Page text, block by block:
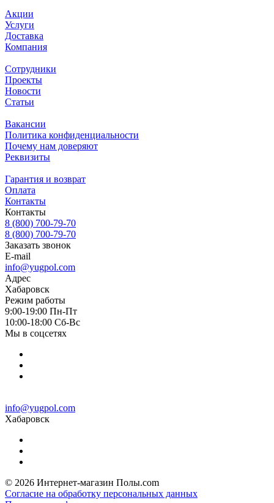
Акции
Услуги
Доставка
Компания
Сотрудники
Проекты
Новости
Статьи
Вакансии
Политика конфиденциальности
Почему нам доверяют
Реквизиты
Гарантия и возврат
Оплата
Контакты
Контакты
8 (800) 700-79-70
8 (800) 700-79-70
Заказать звонок
E-mail
info@yugpol.com
Адрес
Хабаровск
Режим работы
9:00-19:00 Пн-Пт
10:00-18:00 Cб-Вс
Мы в соцсетях
info@yugpol.com
Хабаровск
© 2026 Интернет-магазин Полы.com
Согласие на обработку персональных данных